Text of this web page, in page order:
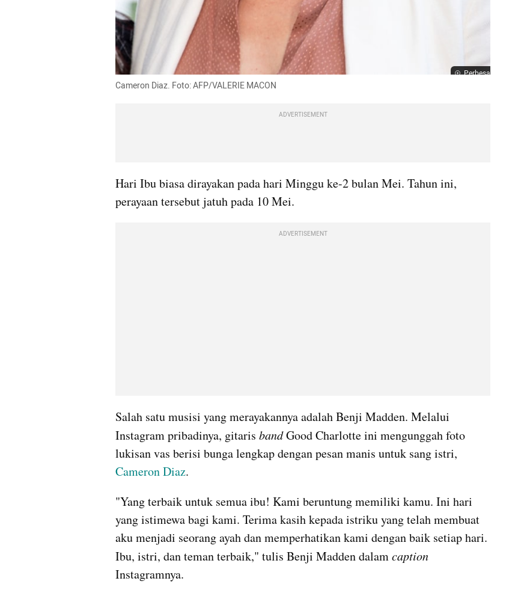
Perbesar
Cameron Diaz. Foto: AFP/VALERIE MACON
ADVERTISEMENT
Hari Ibu biasa dirayakan pada hari Minggu ke-2 bulan Mei. Tahun ini,
perayaan tersebut jatuh pada 10 Mei.
ADVERTISEMENT
Salah satu musisi yang merayakannya adalah Benji Madden. Melalui
Instagram pribadinya, gitaris band Good Charlotte ini mengunggah foto
Cameron Diaz.
"Yang terbaik untuk semua ibu! Kami beruntung memiliki kamu. Ini hari
yang istimewa bagi kami. Terima kasih kepada istriku yang telah membuat
aku menjadi seorang ayah dan memperhatikan kami dengan baik setiap hari.
Ibu, istri, dan teman terbaik," tulis Benji Madden dalam
Instagramnya.